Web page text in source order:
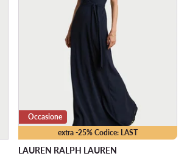
extra -25% Codice: LAST
Occasione
LAUREN RALPH LAUREN